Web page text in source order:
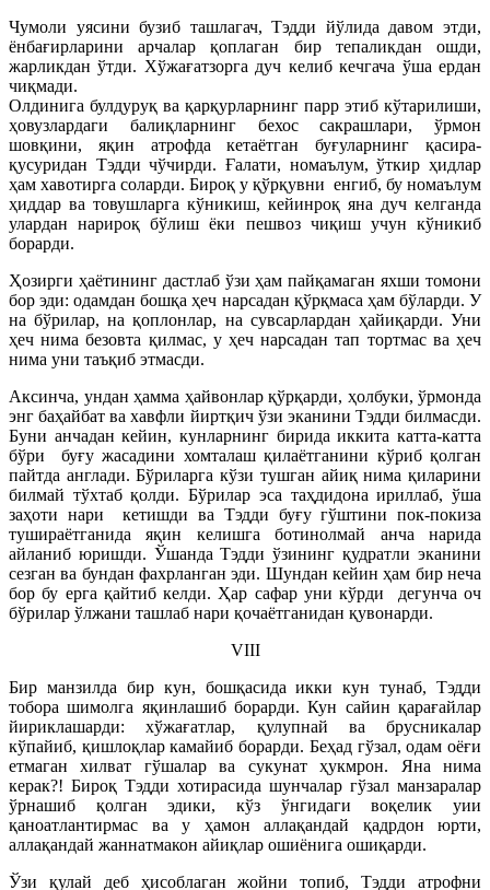
Чумоли уясини бузиб ташлагач, Тэдди йўлида давом этди,
ёнбағирларини арчалар қоплаган бир тепаликдан ошди,
жарликдан ўтди. Хўжағатзорга дуч келиб кечгача ўша ердан
чиқмади.
Олдинига булдуруқ ва қарқурларнинг парр этиб кўтарилиши,
ҳовузлардаги балиқларнинг бехос сакрашлари, ўрмон
шовқини, яқин атрофда кетаётган буғуларнинг қасира-
қусуридан Тэдди чўчирди. Ғалати, номаълум, ўткир ҳидлар
ҳам хавотирга соларди. Бироқ у қўрқувни енгиб, бу номаълум
ҳиддар ва товушларга кўникиш, кейинроқ яна дуч келганда
улардан нарироқ бўлиш ёки пешвоз чиқиш учун кўникиб
борарди.
Ҳозирги ҳаётининг дастлаб ўзи ҳам пайқамаган яхши томони
бор эди: одамдан бошқа ҳеч нарсадан қўрқмаса ҳам бўларди. У
на бўрилар, на қоплонлар, на сувсарлардан ҳайиқарди. Уни
ҳеч нима безовта қилмас, у ҳеч нарсадан тап тортмас ва ҳеч
нима уни таъқиб этмасди.
Аксинча, ундан ҳамма ҳайвонлар қўрқарди, ҳолбуки, ўрмонда
энг баҳайбат ва хавфли йиртқич ўзи эканини Тэдди билмасди.
Буни анчадан кейин, кунларнинг бирида иккита катта-катта
бўри буғу жасадини хомталаш қилаётганини кўриб қолган
пайтда англади. Бўриларга кўзи тушган айиқ нима қиларини
билмай тўхтаб қолди. Бўрилар эса таҳдидона ириллаб, ўша
заҳоти нари кетишди ва Тэдди буғу гўштини пок-покиза
тушираётганида яқин келишга ботинолмай анча нарида
айланиб юришди. Ўшанда Тэдди ўзининг қудратли эканини
сезган ва бундан фахрланган эди. Шундан кейин ҳам бир неча
бор бу ерга қайтиб келди. Ҳар сафар уни кўрди дегунча оч
бўрилар ўлжани ташлаб нари қочаётганидан қувонарди.
VIII
Бир манзилда бир кун, бошқасида икки кун тунаб, Тэдди
тобора шимолга яқинлашиб борарди. Кун сайин қарағайлар
йириклашарди: хўжағатлар, қулупнай ва брусникалар
кўпайиб, қишлоқлар камайиб борарди. Беҳад гўзал, одам оёғи
етмаган хилват гўшалар ва сукунат ҳукмрон. Яна нима
керак?! Бироқ Тэдди хотирасида шунчалар гўзал манзаралар
ўрнашиб қолган эдики, кўз ўнгидаги воқелик уии
қаноатлантирмас ва у ҳамон аллақандай қадрдон юрти,
аллақандай жаннатмакон айиқлар ошиёнига ошиқарди.
Ўзи қулай деб ҳисоблаган жойни топиб, Тэдди атрофни